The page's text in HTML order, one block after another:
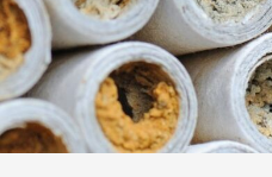
segíteni
a
beporzó
rovarokat